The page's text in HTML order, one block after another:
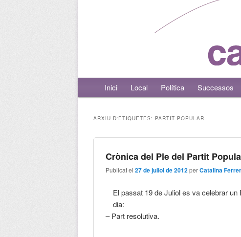
Menú principalAneu al contingut principal
Aneu al contingut secundari
Inici Local Política Successos
ARXIU D'ETIQUETES: PARTIT POPULAR
Crònica del Ple del Partit
Publicat el27 de juliol de 2012perCatalina
El passat 19 de Juliol es va celebrar un
dia:
– Part resolutiva.